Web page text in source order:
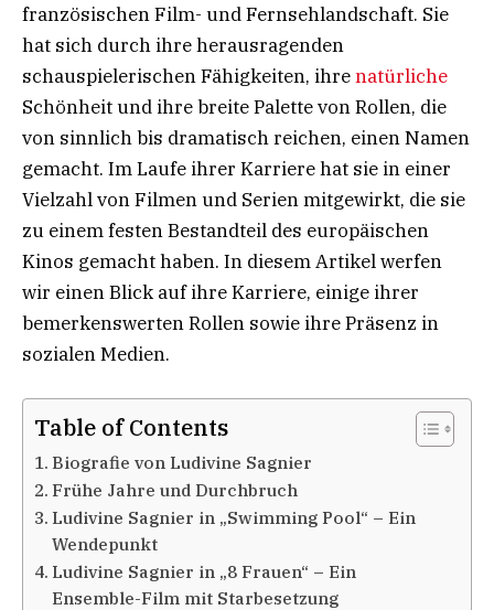
französischen Film- und Fernsehlandschaft. Sie
hat sich durch ihre herausragenden
schauspielerischen Fähigkeiten, ihrenatürliche
Schönheit und ihre breite Palette von Rollen, die
von sinnlich bis dramatisch reichen, einen Namen
gemacht. Im Laufe ihrer Karriere hat sie in einer
Vielzahl von Filmen und Serien mitgewirkt, die sie
zu einem festen Bestandteil des europäischen
Kinos gemacht haben. In diesem Artikel werfen
wir einen Blick auf ihre Karriere, einige ihrer
bemerkenswerten Rollen sowie ihre Präsenz in
sozialen Medien.
Table of Contents
Biografie von Ludivine Sagnier
Frühe Jahre und Durchbruch
Ludivine Sagnier in „Swimming Pool“ – Ein
Wendepunkt
Ludivine Sagnier in „8 Frauen“ – Ein
Ensemble-Film mit Starbesetzung